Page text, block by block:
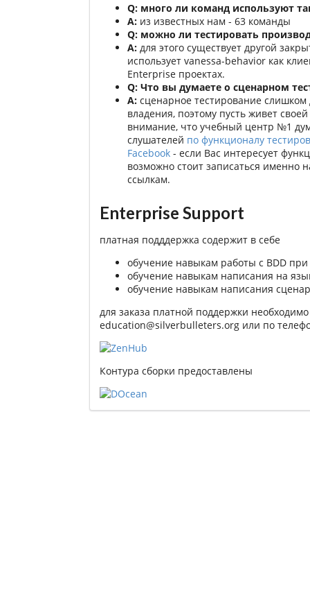
Q: много ли команд используют
A:из известных нам - 63 команды
Q: можно ли тестировать
A:для этого существует другой
использует vanessa-behavior как
Enterprise проектах.
Q: Что вы думаете о сценарном
A:сценарное тестирование слишком
владения, поэтому пусть живет
внимание, что учебный центр №1
слушателей по функционалу
Facebook- если Вас интересует
возможно стоит записаться именно
ссылкам.
Enterprise Support
платная подддержка содержит в себе
обучение навыкам работы с BDD при
обучение навыкам написания на
обучение навыкам написания
для заказа платной поддержки
education@silverbulleters.org или по
Контура сборки предоставлены